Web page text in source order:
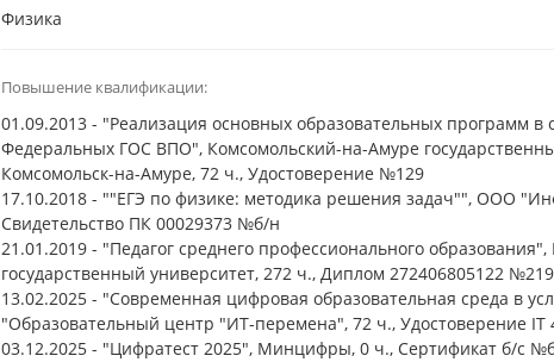
Физика
Повышение квалификации:
01.09.2013 - "Реализация основных образовательных программ в
Федеральных ГОС ВПО", Комсомольский-на-Амуре
Комсомольск-на-Амуре, 72 ч., Удостоверение №129
17.10.2018 - ""ЕГЭ по физике: методика решения задач"", ООО
Свидетельство ПК 00029373 №б/н
21.01.2019 - "Педагог среднего профессионального
государственный университет, 272 ч., Диплом 272406805122
13.02.2025 - "Современная цифровая образовательная среда в
"Образовательный центр "ИТ-перемена", 72 ч., Удостоверение IT
03.12.2025 - "Цифратест 2025", Минцифры, 0 ч., Сертификат б/с